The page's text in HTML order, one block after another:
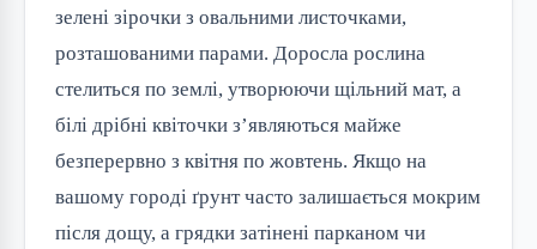
зелені зірочки з овальними листочками,
розташованими парами. Доросла рослина
стелиться по землі, утворюючи щільний мат, а
білі дрібні квіточки з’являються майже
безперервно з квітня по жовтень. Якщо на
вашому городі ґрунт часто залишається мокрим
після дощу, а грядки затінені парканом чи